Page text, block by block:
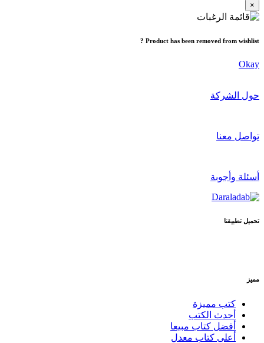
×
Product has been removed from wishlist ?
Okay
حول الشركة
تواصل معنا
أسئلة وأجوبة
تحميل تطبيقنا
مميز
كتب مميزة
أحدث الكتب
أفضل كتاب مبيعا
أعلى كتاب معدل